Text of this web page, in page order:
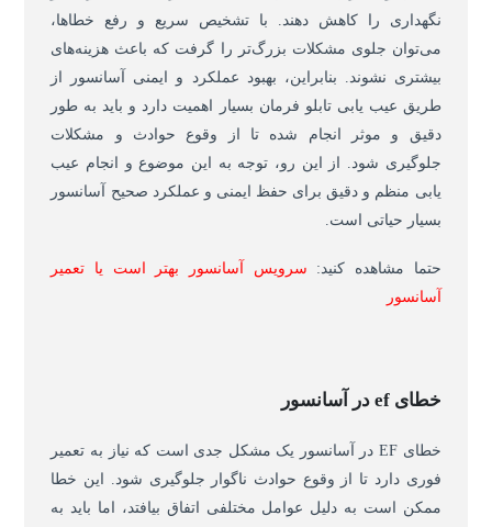
نگهداری را کاهش دهند. با تشخیص سریع و رفع خطاها،
می‌توان جلوی مشکلات بزرگ‌تر را گرفت که باعث هزینه‌های
بیشتری نشوند. بنابراین، بهبود عملکرد و ایمنی آسانسور از
طریق عیب یابی تابلو فرمان بسیار اهمیت دارد و باید به طور
دقیق و موثر انجام شده تا از وقوع حوادث و مشکلات
جلوگیری شود. از این رو، توجه به این موضوع و انجام عیب
یابی منظم و دقیق برای حفظ ایمنی و عملکرد صحیح آسانسور
بسیار حیاتی است.
حتما مشاهده کنید: سرویس آسانسور بهتر است یا تعمیر
آسانسور
خطای ef در آسانسور
خطای EF در آسانسور یک مشکل جدی است که نیاز به تعمیر
فوری دارد تا از وقوع حوادث ناگوار جلوگیری شود. این خطا
ممکن است به دلیل عوامل مختلفی اتفاق بیافتد، اما باید به